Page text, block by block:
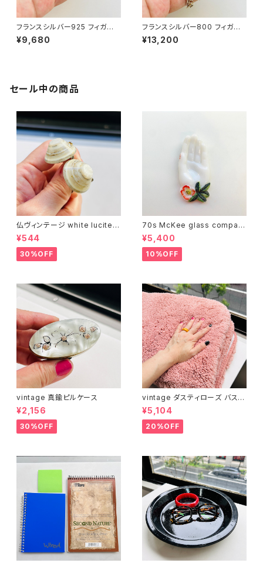
フランスシルバー925 フィガロ
チェーン（45cm）
¥9,680
フランスシルバー800 フィガロ
チェーン（40.5cm）
¥13,200
セール中の商品
仏ヴィンテージ white lucite c
onfetti 山型イヤリング
¥544
30%OFF
70s McKee glass compan
y ハンドペイントハンド小皿
（赤）
¥5,400
10%OFF
vintage 真鍮ピルケース
¥2,156
30%OFF
vintage ダスティローズ バスマ
ット
¥5,104
20%OFF